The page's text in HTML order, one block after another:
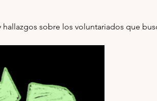
sobre los voluntariados que